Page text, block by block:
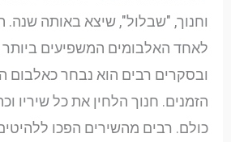
וחנוך, "שבלול", שיצא באותה
לאחד האלבומים המשפיעים ביותר
ובסקרים רבים הוא נבחר כאלבום
הזמנים. חנוך הלחין את כל שיריו
כולם. רבים מהשירים הפכו